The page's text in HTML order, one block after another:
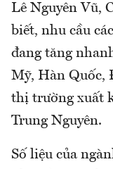
Lê Nguyên Vũ,
biết, nhu cầu
đang tăng
Mỹ, Hàn Quốc,
thị trường xuất
Trung Nguyên.
Số liệu của